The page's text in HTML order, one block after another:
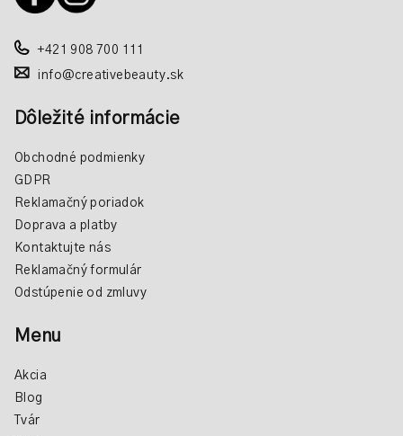
+421 908 700 111
info@creativebeauty.sk
Dôležité informácie
Obchodné podmienky
GDPR
Reklamačný poriadok
Doprava a platby
Kontaktujte nás
Reklamačný formulár
Odstúpenie od zmluvy
Menu
Akcia
Blog
Tvár